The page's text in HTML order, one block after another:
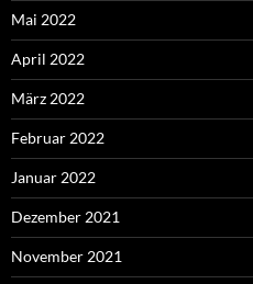
Mai 2022
April 2022
März 2022
Februar 2022
Januar 2022
Dezember 2021
November 2021